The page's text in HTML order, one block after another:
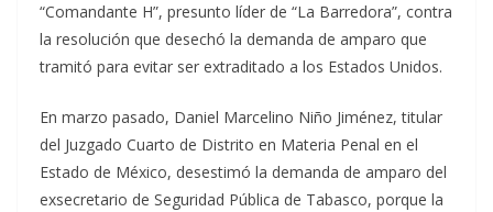
“Comandante H”, presunto líder de “La Barredora”, contra
la resolución que desechó la demanda de amparo que
tramitó para evitar ser extraditado a los Estados Unidos.
En marzo pasado, Daniel Marcelino Niño Jiménez, titular
del Juzgado Cuarto de Distrito en Materia Penal en el
Estado de México, desestimó la demanda de amparo del
exsecretario de Seguridad Pública de Tabasco, porque la